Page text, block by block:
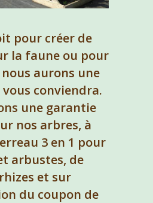
pour créer de
la faune ou pour
aurons une
conviendra.
une garantie
nos arbres, à
3 en 1 pour
arbustes, de
et sur
du coupon de